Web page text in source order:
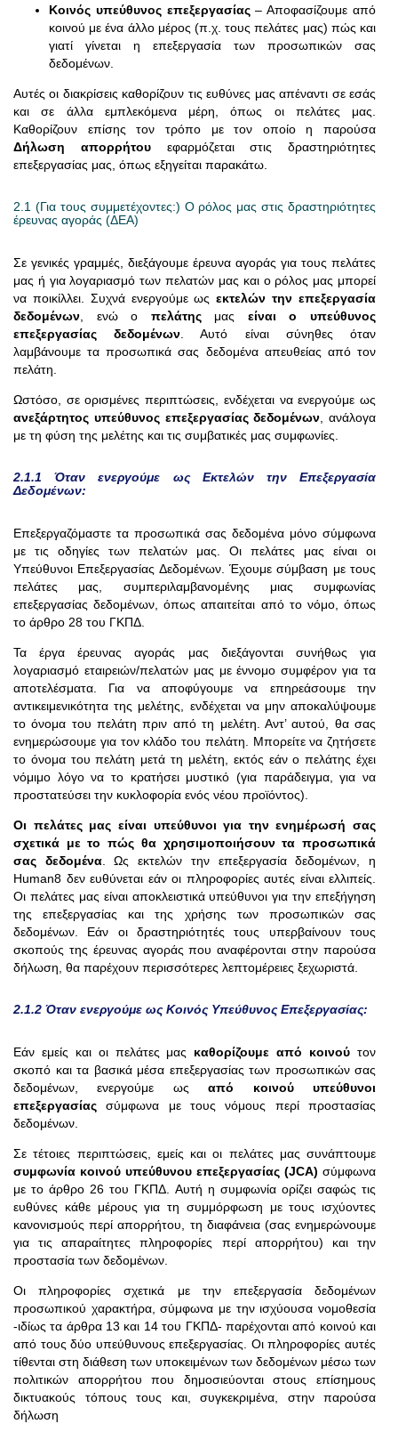
Κοινός υπεύθυνος επεξεργασίας– Αποφασίζουμε από
κοινού με ένα άλλο μέρος (π.χ. τους πελάτες μας) πώς και
γιατί γίνεται η επεξεργασία των προσωπικών σας
δεδομένων.
Αυτές οι διακρίσεις καθορίζουν τις ευθύνες μας απέναντι σε εσάς
και σε άλλα εμπλεκόμενα μέρη, όπως οι πελάτες μας.
Καθορίζουν επίσης τον τρόπο με τον οποίο η παρούσα
Δήλωση απορρήτου εφαρμόζεται στις δραστηριότητες
επεξεργασίας μας, όπως εξηγείται παρακάτω.
2.1 (Για τους συμμετέχοντες:) Ο ρόλος μας στις δραστηριότητες
έρευνας αγοράς (ΔΕΑ)
Σε γενικές γραμμές, διεξάγουμε έρευνα αγοράς για τους πελάτες
μας ή για λογαριασμό των πελατών μας και ο ρόλος μας μπορεί
να ποικίλλει. Συχνά ενεργούμε ωςεκτελών την επεξεργασία
δεδομένων , ενώ ο πελάτης μας είναι ο υπεύθυνος
επεξεργασίας δεδομένων . Αυτό είναι σύνηθες όταν
λαμβάνουμε τα προσωπικά σας δεδομένα απευθείας από τον
πελάτη.
Ωστόσο, σε ορισμένες περιπτώσεις, ενδέχεται να ενεργούμε ως
ανεξάρτητος υπεύθυνος επεξεργασίας δεδομένων , ανάλογα
με τη φύση της μελέτης και τις συμβατικές μας συμφωνίες.
2.1.1 Όταν ενεργούμε ως Εκτελών την Επεξεργασία
Δεδομένων:
Επεξεργαζόμαστε τα προσωπικά σας δεδομένα μόνο σύμφωνα
με τις οδηγίες των πελατών μας. Οι πελάτες μας είναι οι
Υπεύθυνοι Επεξεργασίας Δεδομένων. Έχουμε σύμβαση με τους
πελάτες μας, συμπεριλαμβανομένης μιας συμφωνίας
επεξεργασίας δεδομένων, όπως απαιτείται από το νόμο, όπως
το άρθρο 28 του ΓΚΠΔ.
Τα έργα έρευνας αγοράς μας διεξάγονται συνήθως για
λογαριασμό εταιρειών/πελατών μας με έννομο συμφέρον για τα
αποτελέσματα. Για να αποφύγουμε να επηρεάσουμε την
αντικειμενικότητα της μελέτης, ενδέχεται να μην αποκαλύψουμε
το όνομα του πελάτη πριν από τη μελέτη. Αντ’ αυτού, θα σας
ενημερώσουμε για τον κλάδο του πελάτη. Μπορείτε να ζητήσετε
το όνομα του πελάτη μετά τη μελέτη, εκτός εάν ο πελάτης έχει
νόμιμο λόγο να το κρατήσει μυστικό (για παράδειγμα, για να
προστατεύσει την κυκλοφορία ενός νέου προϊόντος).
Οι πελάτες μας είναι υπεύθυνοι για την ενημέρωσή σας
σχετικά με το πώς θα χρησιμοποιήσουν τα προσωπικά
σας δεδομένα. Ως εκτελών την επεξεργασία δεδομένων, η
Human8 δεν ευθύνεται εάν οι πληροφορίες αυτές είναι ελλιπείς.
Οι πελάτες μας είναι αποκλειστικά υπεύθυνοι για την επεξήγηση
της επεξεργασίας και της χρήσης των προσωπικών σας
δεδομένων. Εάν οι δραστηριότητές τους υπερβαίνουν τους
σκοπούς της έρευνας αγοράς που αναφέρονται στην παρούσα
δήλωση, θα παρέχουν περισσότερες λεπτομέρειες ξεχωριστά.
2.1.2 Όταν ενεργούμε ως Κοινός Υπεύθυνος Επεξεργασίας:
Εάν εμείς και οι πελάτες μας καθορίζουμε από κοινούτον
σκοπό και τα βασικά μέσα επεξεργασίας των προσωπικών σας
δεδομένων, ενεργούμε ωςαπό κοινού υπεύθυνοι
επεξεργασίαςσύμφωνα με τους νόμους περί προστασίας
δεδομένων.
Σε τέτοιες περιπτώσεις, εμείς και οι πελάτες μας συνάπτουμε
συμφωνία κοινού υπεύθυνου επεξεργασίας (JCA) σύμφωνα
με το άρθρο 26 του ΓΚΠΔ. Αυτή η συμφωνία ορίζει σαφώς τις
ευθύνες κάθε μέρους για τη συμμόρφωση με τους ισχύοντες
κανονισμούς περί απορρήτου, τη διαφάνεια (σας ενημερώνουμε
για τις απαραίτητες πληροφορίες περί απορρήτου) και την
προστασία των δεδομένων.
Οι πληροφορίες σχετικά με την επεξεργασία δεδομένων
προσωπικού χαρακτήρα, σύμφωνα με την ισχύουσα νομοθεσία
-ιδίως τα άρθρα 13 και 14 του ΓΚΠΔ- παρέχονται από κοινού και
από τους δύο υπεύθυνους επεξεργασίας. Οι πληροφορίες αυτές
τίθενται στη διάθεση των υποκειμένων των δεδομένων μέσω των
πολιτικών απορρήτου που δημοσιεύονται στους επίσημους
δικτυακούς τόπους τους και, συγκεκριμένα, στην παρούσα
δήλωση